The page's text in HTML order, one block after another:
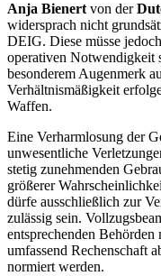
Anja Bienert von der
widersprach nicht
DEIG. Diese müsse
operativen Notwendigkeit
besonderem Augenmerk
Verhältnismäßigkeit
Waffen.
Eine Verharmlosung der
unwesentliche
stetig zunehmenden
größerer
dürfe ausschließlich zur
zulässig sein.
entsprechenden
umfassend Rechenschaft
normiert werden.